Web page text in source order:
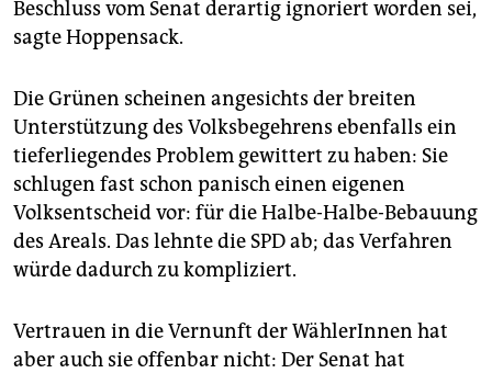
Beschluss vom Senat derartig ignoriert worden sei,
sagte Hoppensack.
Die Grünen scheinen angesichts der breiten
Unterstützung des Volksbegehrens ebenfalls ein
tieferliegendes Problem gewittert zu haben: Sie
schlugen fast schon panisch einen eigenen
Volksentscheid vor: für die Halbe-Halbe-Bebauung
des Areals. Das lehnte die SPD ab; das Verfahren
würde dadurch zu kompliziert.
Vertrauen in die Vernunft der WählerInnen hat
aber auch sie offenbar nicht: Der Senat hat